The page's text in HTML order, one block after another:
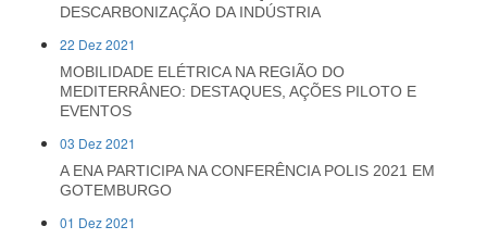
DESCARBONIZAÇÃO DA INDÚSTRIA
22 Dez 2021
MOBILIDADE ELÉTRICA NA REGIÃO DO
MEDITERRÂNEO: DESTAQUES, AÇÕES PILOTO E
EVENTOS
03 Dez 2021
A ENA PARTICIPA NA CONFERÊNCIA POLIS 2021 EM
GOTEMBURGO
01 Dez 2021